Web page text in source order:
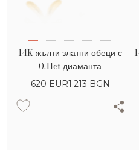
14K жълти златни обеци с
0.11ct диаманта
620 EUR1.213 BGN